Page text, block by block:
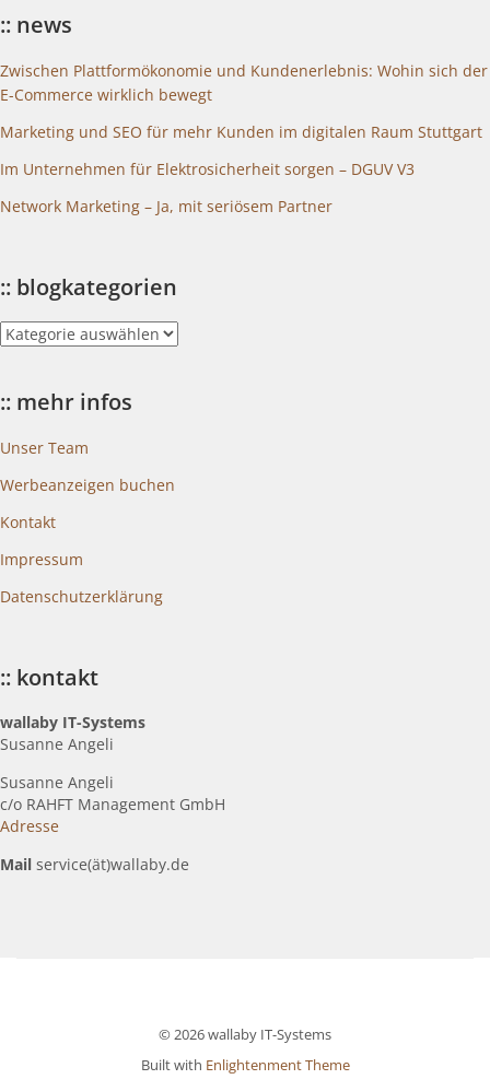
:: news
Zwischen Plattformökonomie und Kundenerlebnis: Wohin sich der
E-Commerce wirklich bewegt
Marketing und SEO für mehr Kunden im digitalen Raum Stuttgart
Im Unternehmen für Elektrosicherheit sorgen – DGUV V3
Network Marketing – Ja, mit seriösem Partner
:: blogkategorien
::
blogkategorien
:: mehr infos
Unser Team
Werbeanzeigen buchen
Kontakt
Impressum
Datenschutzerklärung
:: kontakt
wallaby IT-Systems
Susanne Angeli
Susanne Angeli
c/o RAHFT Management GmbH
Adresse
Mail service(ät)wallaby.de
© 2026 wallaby IT-Systems
Built with Enlightenment Theme